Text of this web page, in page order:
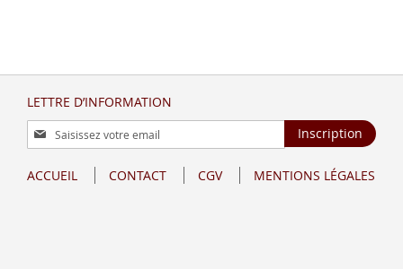
LETTRE D’INFORMATION
Inscription
à
lettre
Inscription
ACCUEIL CONTACT CGV MENTIONS LÉGALES